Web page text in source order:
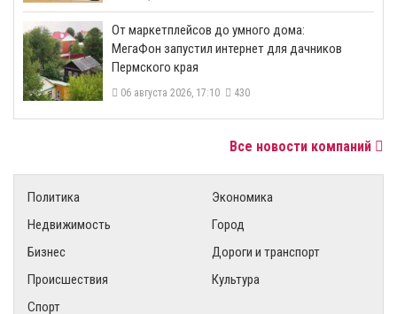
От маркетплейсов до умного дома:
МегаФон запустил интернет для дачников
Пермского края
06 августа 2026, 17:10 430
Все новости компаний
Политика
Экономика
Недвижимость
Город
Бизнес
Дороги и транспорт
Происшествия
Культура
Спорт